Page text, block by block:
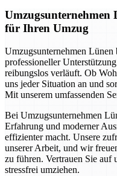
Umzugsunternehmen
für Ihren Umzug
Umzugsunternehmen
professioneller
reibungslos verläuft. Ob
uns jeder Situation an und
Mit unserem umfassenden
Bei Umzugsunternehmen
Erfahrung und moderner
effizienter macht. Unsere
unserer Arbeit, und wir
zu führen. Vertrauen Sie auf
stressfrei umziehen.